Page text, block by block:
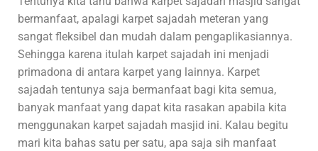
bermanfaat, apalagi karpet sajadah meteran yang
sangat fleksibel dan mudah dalam pengaplikasiannya.
Sehingga karena itulah karpet sajadah ini menjadi
primadona di antara karpet yang lainnya. Karpet
sajadah tentunya saja bermanfaat bagi kita semua,
banyak manfaat yang dapat kita rasakan apabila kita
menggunakan karpet sajadah masjid ini. Kalau begitu
mari kita bahas satu per satu, apa saja sih manfaat